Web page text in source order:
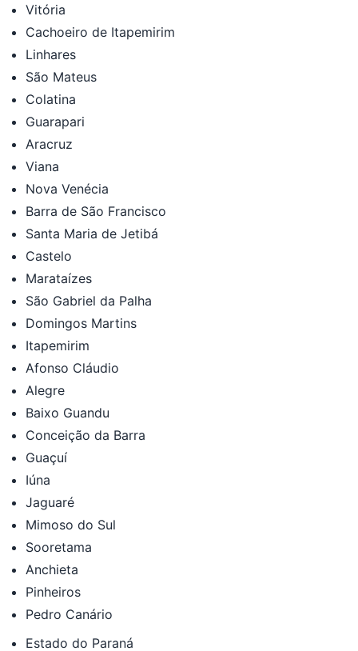
Vitória
Cachoeiro de Itapemirim
Linhares
São Mateus
Colatina
Guarapari
Aracruz
Viana
Nova Venécia
Barra de São Francisco
Santa Maria de Jetibá
Castelo
Marataízes
São Gabriel da Palha
Domingos Martins
Itapemirim
Afonso Cláudio
Alegre
Baixo Guandu
Conceição da Barra
Guaçuí
Iúna
Jaguaré
Mimoso do Sul
Sooretama
Anchieta
Pinheiros
Pedro Canário
Estado do Paraná